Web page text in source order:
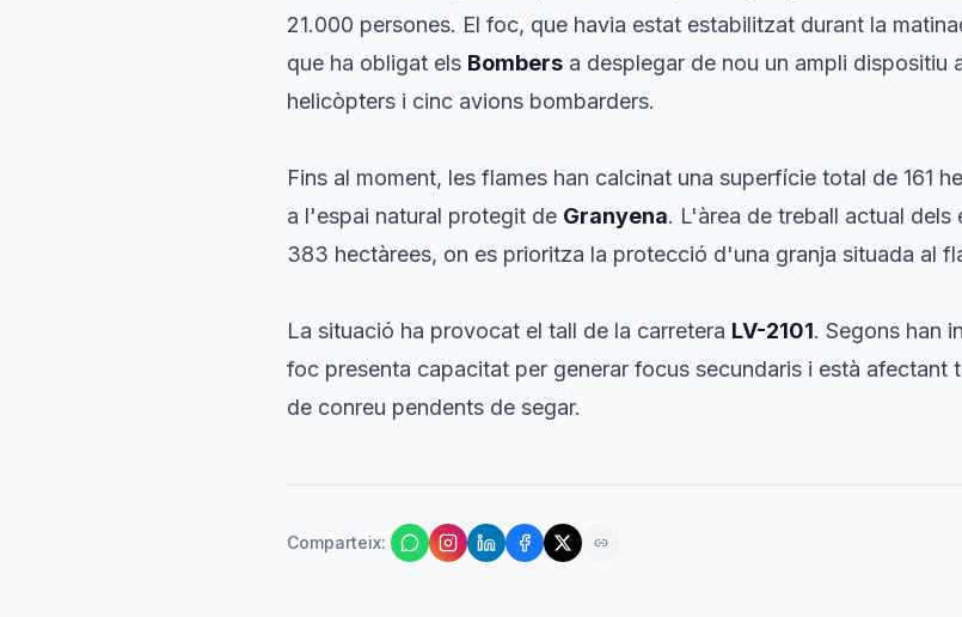
21.000 persones. El foc, que havia estat estabilitzat durant la
que ha obligat els Bombers a desplegar de nou un ampli dispositiu
helicòpters i cinc avions bombarders.
Fins al moment, les flames han calcinat una superfície total de 161
a l'espai natural protegit de Granyena. L'àrea de treball actual
383 hectàrees, on es prioritza la protecció d'una granja situada al
La situació ha provocat el tall de la carretera LV-2101. Segons han
foc presenta capacitat per generar focus secundaris i està
de conreu pendents de segar.
Comparteix: